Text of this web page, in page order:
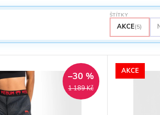
ŠTÍTKY
AKCE(5)
1 189 Kč
–30 % AKCE